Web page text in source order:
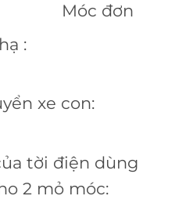
: Móc đơn
hạ :
xe con:
tời điện dùng
2 mỏ móc: